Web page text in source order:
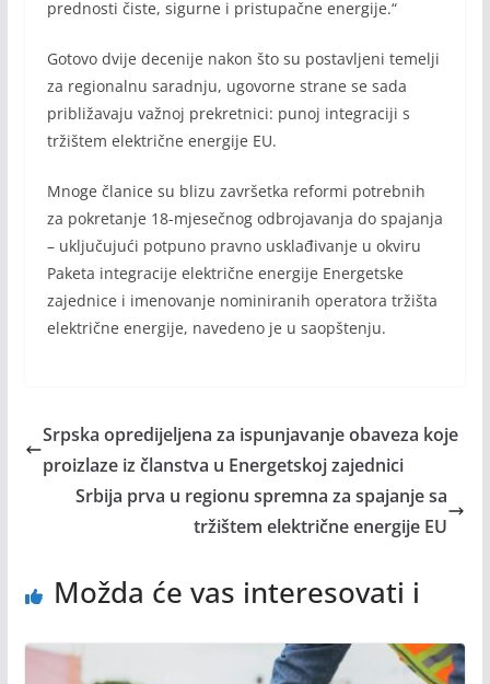
prednosti čiste, sigurne i pristupačne energije.“
Gotovo dvije decenije nakon što su postavljeni temelji
za regionalnu saradnju, ugovorne strane se sada
približavaju važnoj prekretnici: punoj integraciji s
tržištem električne energije EU.
Mnoge članice su blizu završetka reformi potrebnih
za pokretanje 18-mjesečnog odbrojavanja do spajanja
– uključujući potpuno pravno usklađivanje u okviru
Paketa integracije električne energije Energetske
zajednice i imenovanje nominiranih operatora tržišta
električne energije, navedeno je u saopštenju.
Srpska opredijeljena za ispunjavanje obaveza koje
proizlaze iz članstva u Energetskoj zajednici
Srbija prva u regionu spremna za spajanje sa
tržištem električne energije EU
Možda će vas interesovati i